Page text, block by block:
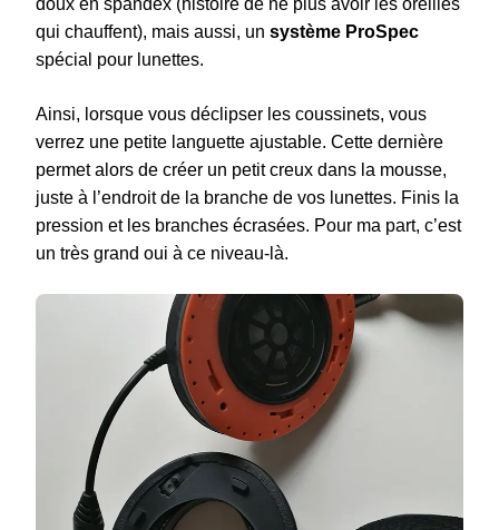
doux en spandex (histoire de ne plus avoir les oreilles
qui chauffent), mais aussi, un système ProSpec
spécial pour lunettes.
Ainsi, lorsque vous déclipser les coussinets, vous
verrez une petite languette ajustable. Cette dernière
permet alors de créer un petit creux dans la mousse,
juste à l’endroit de la branche de vos lunettes. Finis la
pression et les branches écrasées. Pour ma part, c’est
un très grand oui à ce niveau-là.